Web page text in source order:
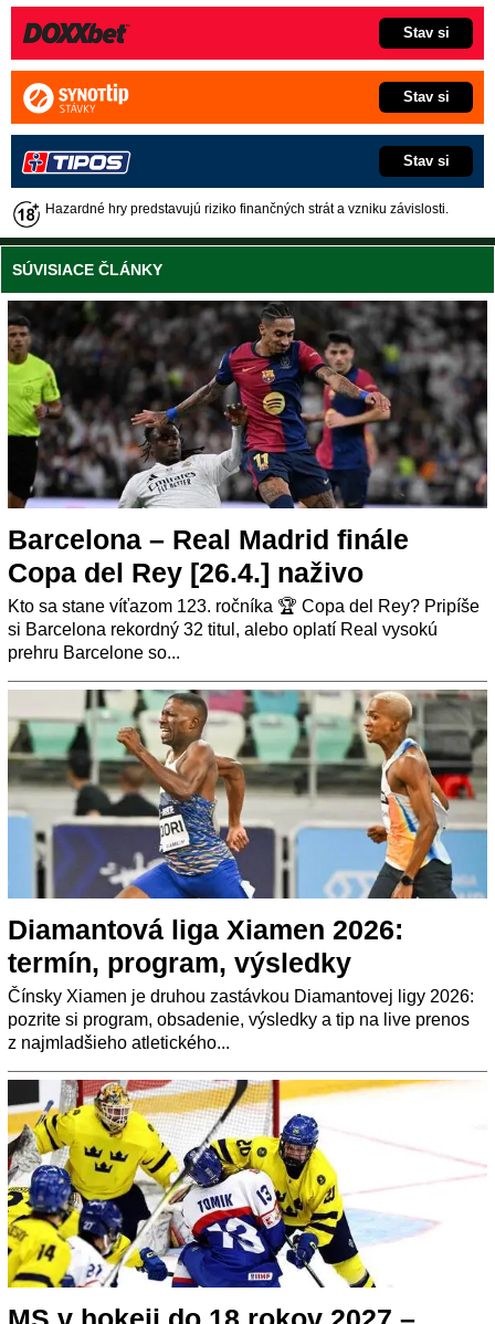
Stav si
Stav si
Stav si
Hazardné hry predstavujú riziko finančných strát a vzniku závislosti.
SÚVISIACE ČLÁNKY
Barcelona – Real Madrid finále
Copa del Rey [26.4.] naživo
Kto sa stane víťazom 123. ročníka 🏆 Copa del Rey? Pripíše
si Barcelona rekordný 32 titul, alebo oplatí Real vysokú
prehru Barcelone so...
Diamantová liga Xiamen 2026:
termín, program, výsledky
Čínsky Xiamen je druhou zastávkou Diamantovej ligy 2026:
pozrite si program, obsadenie, výsledky a tip na live prenos
z najmladšieho atletického...